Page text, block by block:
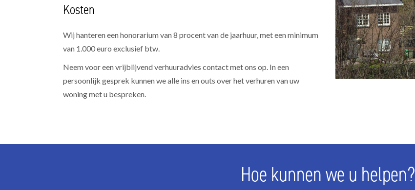
Kosten
Wij hanteren een honorarium van 8 procent van de jaarhuur, met een minimum
van 1.000 euro exclusief btw.
Neem voor een vrijblijvend verhuuradvies contact met ons op. In een
persoonlijk gesprek kunnen we alle ins en outs over het verhuren van uw
woning met u bespreken.
Hoe kunnen we u helpen?